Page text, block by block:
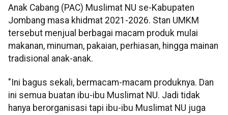
Anak Cabang (PAC) Muslimat NU se-Kabupaten
Jombang masa khidmat 2021-2026. Stan UMKM
tersebut menjual berbagai macam produk mulai
makanan, minuman, pakaian, perhiasan, hingga mainan
tradisional anak-anak.
"Ini bagus sekali, bermacam-macam produknya. Dan
ini semua buatan ibu-ibu Muslimat NU. Jadi tidak
hanya berorganisasi tapi ibu-ibu Muslimat NU juga